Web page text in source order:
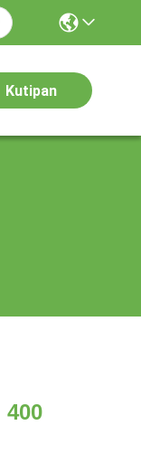
Kutipan